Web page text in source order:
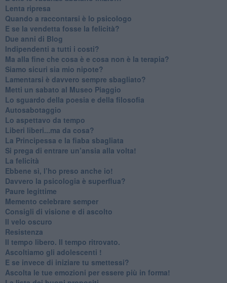
​Lenta ripresa
​Quando a raccontarsi è lo psicologo
​E se la vendetta fosse la felicità?
​Due anni di Blog
​Indipendenti a tutti i costi?
​Ma alla fine che cosa è e cosa non è la terapia?
​Siamo sicuri sia mio nipote?
​Lamentarsi è davvero sempre sbagliato?
​Metti un sabato al Museo Piaggio
​Lo sguardo della poesia e della filosofia
Autosabotaggio
​Lo aspettavo da tempo
​Liberi liberi...ma da cosa?
​La Principessa e la fiaba sbagliata
Si prega di entrare un’ansia alla volta!
​La felicità
​Ebbene sì, l’ho preso anche io!
​Davvero la psicologia è superflua?
Paure legittime
​Memento celebrare semper
​Consigli di visione e di ascolto
​Il velo oscuro
Resistenza
​Il tempo libero. Il tempo ritrovato.
Ascoltiamo gli adolescenti !
​E se invece di iniziare tu smettessi?
​Ascolta le tue emozioni per essere più in forma!